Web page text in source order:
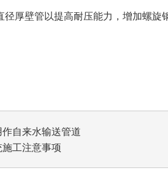
径厚壁管以提高耐压能力，增加螺旋
自来水输送管道
工注意事项